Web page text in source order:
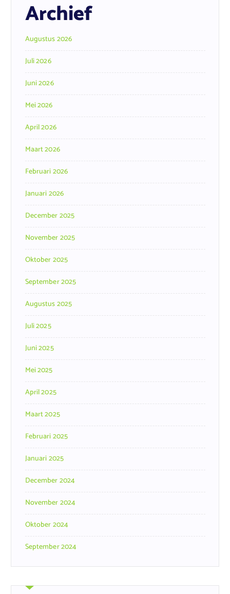
Archief
Augustus 2026
Juli 2026
Juni 2026
Mei 2026
April 2026
Maart 2026
Februari 2026
Januari 2026
December 2025
November 2025
Oktober 2025
September 2025
Augustus 2025
Juli 2025
Juni 2025
Mei 2025
April 2025
Maart 2025
Februari 2025
Januari 2025
December 2024
November 2024
Oktober 2024
September 2024